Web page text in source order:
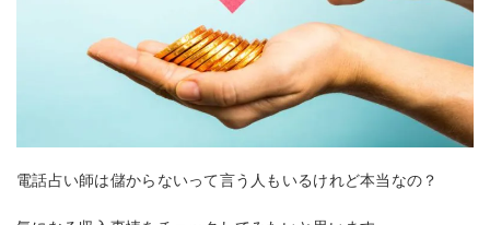
電話占い師は儲からないって言う人もいるけれど本当なの？